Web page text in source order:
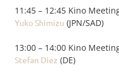
11:45 – 12:45 Kino
Yuko Shimizu (JPN/SAD)
13:00 – 14:00 Kino
Stefan Diez (DE)